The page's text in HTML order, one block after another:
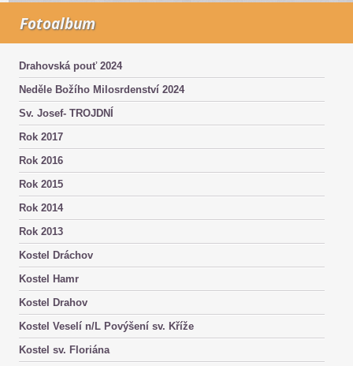
Fotoalbum
Drahovská pouť 2024
Neděle Božího Milosrdenství 2024
Sv. Josef- TROJDNÍ
Rok 2017
Rok 2016
Rok 2015
Rok 2014
Rok 2013
Kostel Dráchov
Kostel Hamr
Kostel Drahov
Kostel Veselí n/L Povýšení sv. Kříže
Kostel sv. Floriána